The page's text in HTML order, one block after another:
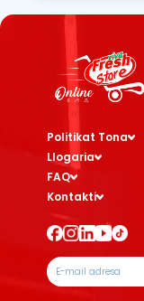
Politikat Tona
Llogaria
FAQ
Kontakti